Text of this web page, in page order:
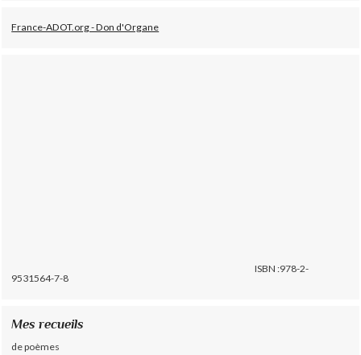
France-ADOT.org - Don d'Organe
ISBN :978-2-
9531564-7-8
Mes recueils
de poèmes